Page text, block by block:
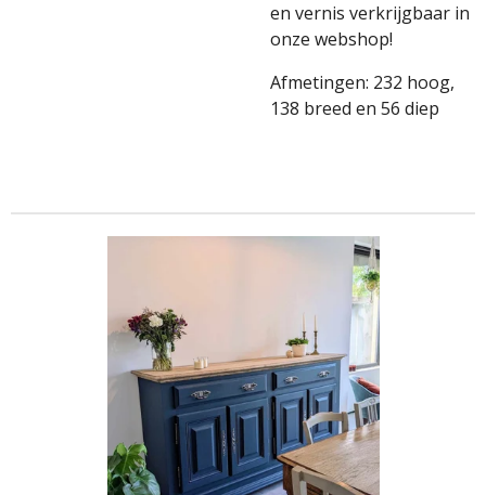
en vernis verkrijgbaar in
onze webshop!
Afmetingen: 232 hoog,
138 breed en 56 diep